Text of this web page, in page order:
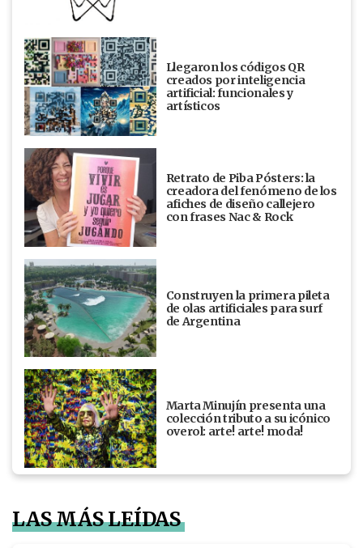
Llegaron los códigos QR
creados por inteligencia
artificial: funcionales y
artísticos
Retrato de Piba Pósters: la
creadora del fenómeno de los
afiches de diseño callejero
con frases Nac & Rock
Construyen la primera pileta
de olas artificiales para surf
de Argentina
Marta Minujín presenta una
colección tributo a su icónico
overol: arte! arte! moda!
LAS MÁS LEÍDAS